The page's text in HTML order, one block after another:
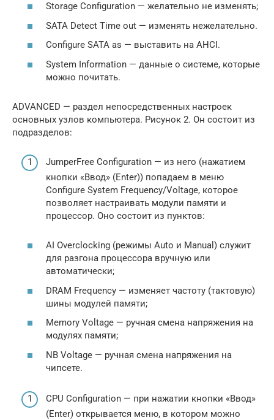
Storage Configuration — желательно не изменять;
SATA Detect Time out — изменять нежелательно.
Configure SATA as — выставить на AHCI.
System Information — данные о системе, которые
можно почитать.
ADVANCED — раздел непосредственных настроек
основных узлов компьютера. Рисунок 2. Он состоит из
подразделов:
JumperFree Configuration — из него (нажатием
кнопки «Ввод» (Enter)) попадаем в меню
Configure System Frequency/Voltage, которое
позволяет настраивать модули памяти и
процессор. Оно состоит из пунктов:
AI Overclocking (режимы Auto и Manual) служит
для разгона процессора вручную или
автоматически;
DRAM Frequency — изменяет частоту (тактовую)
шины модулей памяти;
Memory Voltage — ручная смена напряжения на
модулях памяти;
NB Voltage — ручная смена напряжения на
чипсете.
CPU Configuration — при нажатии кнопки «Ввод»
(Enter) открывается меню, в котором можно